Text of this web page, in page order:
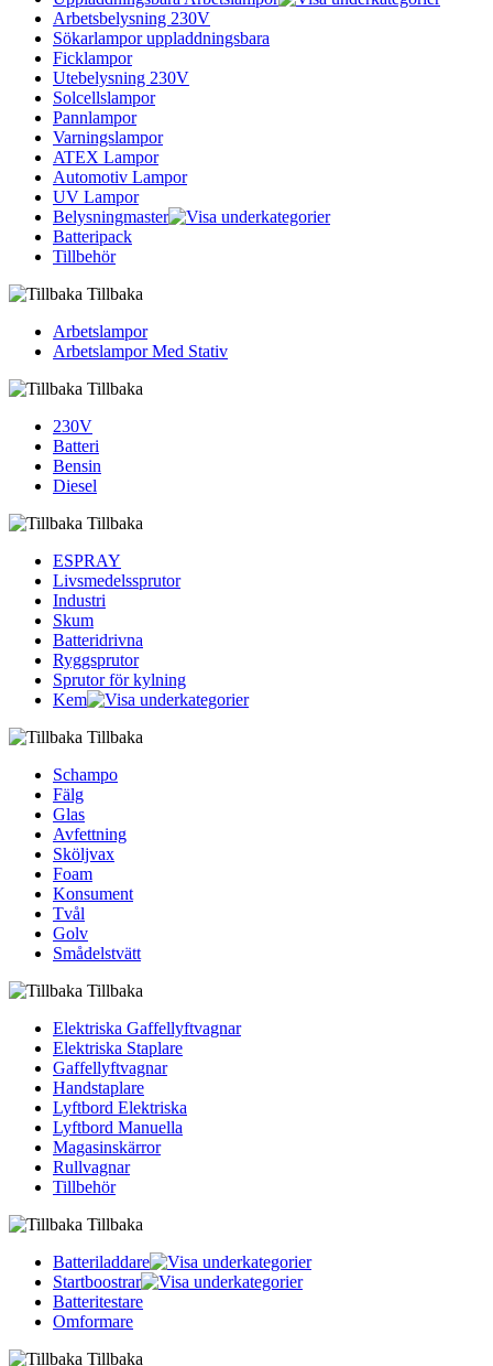
Arbetsbelysning 230V
Sökarlampor uppladdningsbara
Ficklampor
Utebelysning 230V
Solcellslampor
Pannlampor
Varningslampor
ATEX Lampor
Automotiv Lampor
UV Lampor
Belysningmaster
Batteripack
Tillbehör
Tillbaka
Arbetslampor
Arbetslampor Med Stativ
Tillbaka
230V
Batteri
Bensin
Diesel
Tillbaka
ESPRAY
Livsmedelssprutor
Industri
Skum
Batteridrivna
Ryggsprutor
Sprutor för kylning
Kem
Tillbaka
Schampo
Fälg
Glas
Avfettning
Sköljvax
Foam
Konsument
Tvål
Golv
Smådelstvätt
Tillbaka
Elektriska Gaffellyftvagnar
Elektriska Staplare
Gaffellyftvagnar
Handstaplare
Lyftbord Elektriska
Lyftbord Manuella
Magasinskärror
Rullvagnar
Tillbehör
Tillbaka
Batteriladdare
Startboostrar
Batteritestare
Omformare
Tillbaka